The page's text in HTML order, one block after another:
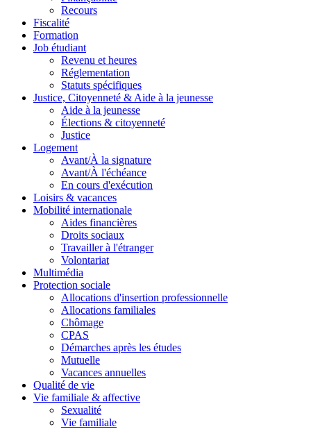
Recours
Fiscalité
Formation
Job étudiant
Revenu et heures
Réglementation
Statuts spécifiques
Justice, Citoyenneté & Aide à la jeunesse
Aide à la jeunesse
Élections & citoyenneté
Justice
Logement
Avant/À la signature
Avant/À l'échéance
En cours d'exécution
Loisirs & vacances
Mobilité internationale
Aides financières
Droits sociaux
Travailler à l'étranger
Volontariat
Multimédia
Protection sociale
Allocations d'insertion professionnelle
Allocations familiales
Chômage
CPAS
Démarches après les études
Mutuelle
Vacances annuelles
Qualité de vie
Vie familiale & affective
Sexualité
Vie familiale